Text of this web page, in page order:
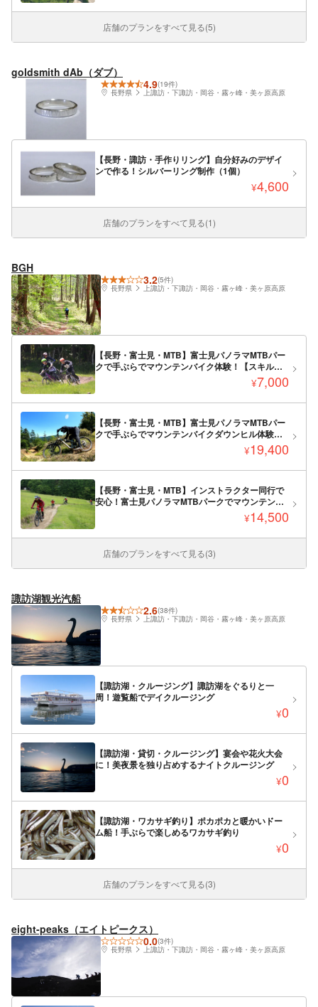
店舗のプランをすべて見る(5)
goldsmith dAb（ダブ）
4.9(19件)
長野県
上諏訪・下諏訪・岡谷・霧ヶ峰・美ヶ原高原
【長野・諏訪・手作りリング】自分好みのデザイ
ンで作る！シルバーリング制作（1個）
¥4,600
店舗のプランをすべて見る(1)
BGH
3.2(5件)
長野県
上諏訪・下諏訪・岡谷・霧ヶ峰・美ヶ原高原
【長野・富士見・MTB】富士見パノラマMTBパー
クで手ぶらでマウンテンバイク体験！【スキルア
¥7,000
【長野・富士見・MTB】富士見パノラマMTBパー
クで手ぶらでマウンテンバイクダウンヒル体験！
¥19,400
【長野・富士見・MTB】インストラクター同行で
安心！富士見パノラマMTBパークでマウンテンバ
¥14,500
店舗のプランをすべて見る(3)
諏訪湖観光汽船
2.6(38件)
長野県
上諏訪・下諏訪・岡谷・霧ヶ峰・美ヶ原高原
【諏訪湖・クルージング】諏訪湖をぐるりと一
周！遊覧船でデイクルージング
¥0
【諏訪湖・貸切・クルージング】宴会や花火大会
に！美夜景を独り占めするナイトクルージング
¥0
【諏訪湖・ワカサギ釣り】ポカポカと暖かいドー
ム船！手ぶらで楽しめるワカサギ釣り
¥0
店舗のプランをすべて見る(3)
eight-peaks（エイトピークス）
0.0(3件)
長野県
上諏訪・下諏訪・岡谷・霧ヶ峰・美ヶ原高原